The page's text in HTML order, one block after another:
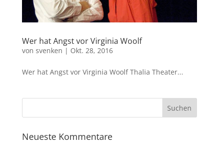
Wer hat Angst vor Virginia Woolf
von svenken | Okt. 28, 2016
Wer hat Angst vor Virginia Woolf Thalia Theater...
Neueste Kommentare